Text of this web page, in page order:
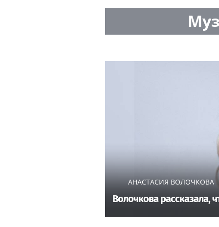
АНАСТАСИЯ ВОЛОЧКОВА
Волочкова рассказала,